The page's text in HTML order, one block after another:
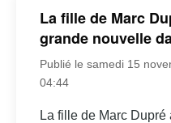
La fille de Marc
grande nouvelle
Publié le samedi 15
04:44
La fille de Marc